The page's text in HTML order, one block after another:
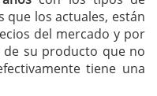
que los actuales, están
del mercado y por
su producto que no
tiene una